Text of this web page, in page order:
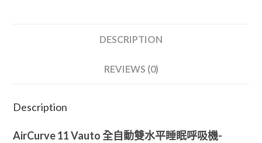
斯
(連
DESCRIPTION
REVIEWS (0)
Description
AirCurve 11 Vauto 全自動雙水平睡眠呼吸機-